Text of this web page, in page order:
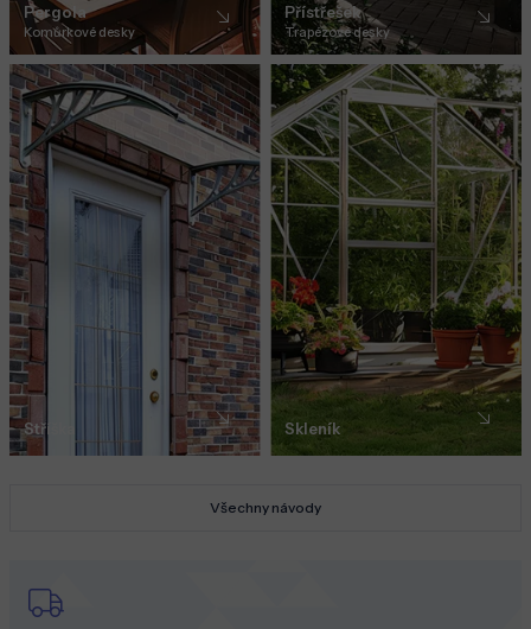
Pergola
Komůrkové desky
Přístřešek
Trapézové desky
Stříška Skleník
Všechny návody